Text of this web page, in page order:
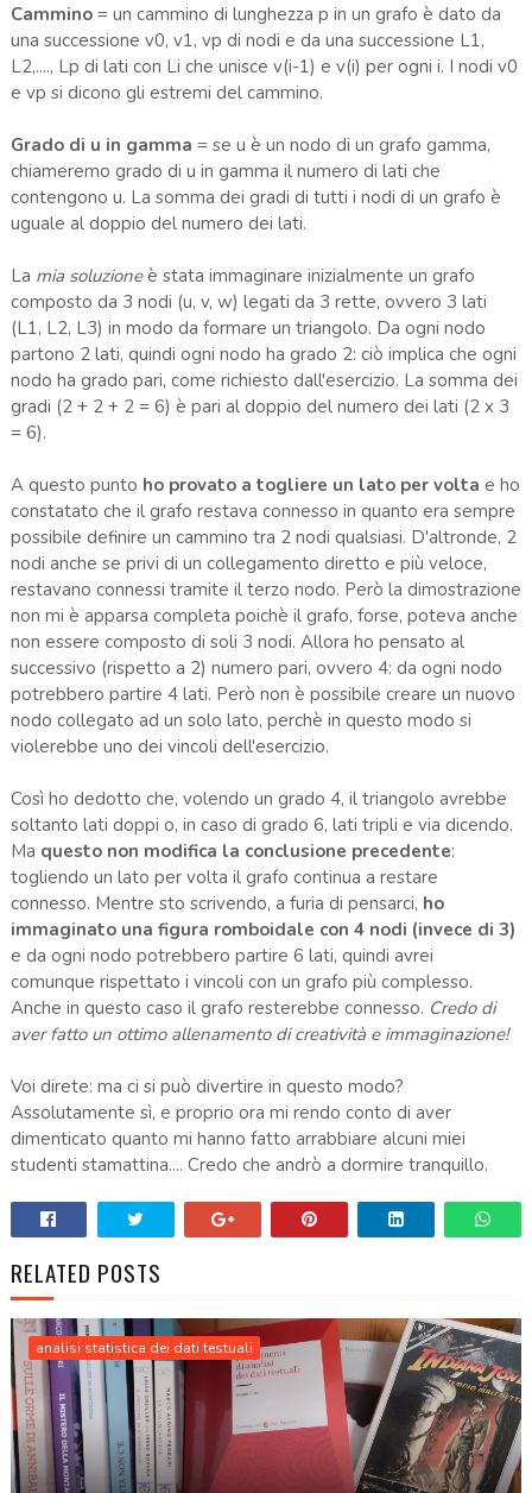
Cammino= un cammino di lunghezza p in un grafo è dato da
una successione v0, v1, vp di nodi e da una successione L1,
L2,...., Lp di lati con Li che unisce v(i-1) e v(i) per ogni i. I nodi v0
e vp si dicono gli estremi del cammino.
Grado di u in gamma = se u è un nodo di un grafo gamma,
chiameremo grado di u in gamma il numero di lati che
contengono u. La somma dei gradi di tutti i nodi di un grafo è
uguale al doppio del numero dei lati.
La mia soluzioneè stata immaginare inizialmente un grafo
composto da 3 nodi (u, v, w) legati da 3 rette, ovvero 3 lati
(L1, L2, L3) in modo da formare un triangolo. Da ogni nodo
partono 2 lati, quindi ogni nodo ha grado 2: ciò implica che ogni
nodo ha grado pari, come richiesto dall'esercizio. La somma dei
gradi (2 + 2 + 2 = 6) è pari al doppio del numero dei lati (2 x 3
= 6).
A questo punto ho provato a togliere un lato per volta e ho
constatato che il grafo restava connesso in quanto era sempre
possibile definire un cammino tra 2 nodi qualsiasi. D'altronde, 2
nodi anche se privi di un collegamento diretto e più veloce,
restavano connessi tramite il terzo nodo. Però la dimostrazione
non mi è apparsa completa poichè il grafo, forse, poteva anche
non essere composto di soli 3 nodi. Allora ho pensato al
successivo (rispetto a 2) numero pari, ovvero 4: da ogni nodo
potrebbero partire 4 lati. Però non è possibile creare un nuovo
nodo collegato ad un solo lato, perchè in questo modo si
violerebbe uno dei vincoli dell'esercizio.
Così ho dedotto che, volendo un grado 4, il triangolo avrebbe
soltanto lati doppi o, in caso di grado 6, lati tripli e via dicendo.
Ma questo non modifica la conclusione precedente:
togliendo un lato per volta il grafo continua a restare
connesso. Mentre sto scrivendo, a furia di pensarci, ho
immaginato una figura romboidale con 4 nodi (invece di 3)
e da ogni nodo potrebbero partire 6 lati, quindi avrei
comunque rispettato i vincoli con un grafo più complesso.
Anche in questo caso il grafo resterebbe connesso. Credo di
aver fatto un ottimo allenamento di creatività e immaginazione!
Voi direte: ma ci si può divertire in questo modo?
Assolutamente sì, e proprio ora mi rendo conto di aver
dimenticato quanto mi hanno fatto arrabbiare alcuni miei
studenti stamattina.... Credo che andrò a dormire tranquillo.
RELATED POSTS
analisi statistica dei dati testuali